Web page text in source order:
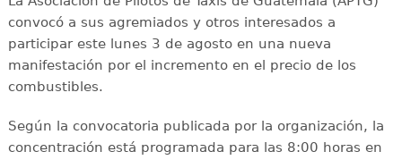
convocó a sus agremiados y otros interesados a
participar este lunes 3 de agosto en una nueva
manifestación por el incremento en el precio de los
combustibles.
Según la convocatoria publicada por la organización, la
concentración está programada para las 8:00 horas en